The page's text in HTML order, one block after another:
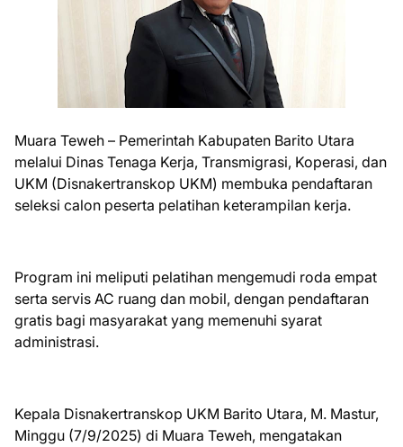
Muara Teweh – Pemerintah Kabupaten Barito Utara
melalui Dinas Tenaga Kerja, Transmigrasi, Koperasi, dan
UKM (Disnakertranskop UKM) membuka pendaftaran
seleksi calon peserta pelatihan keterampilan kerja.
Program ini meliputi pelatihan mengemudi roda empat
serta servis AC ruang dan mobil, dengan pendaftaran
gratis bagi masyarakat yang memenuhi syarat
administrasi.
Kepala Disnakertranskop UKM Barito Utara, M. Mastur,
Minggu (7/9/2025) di Muara Teweh, mengatakan